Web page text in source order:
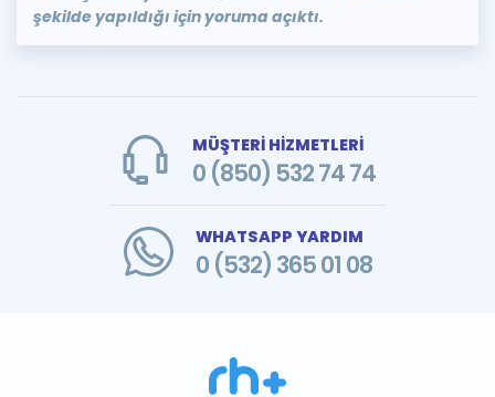
şekilde yapıldığı için yoruma açıktı.
MÜŞTERİ HİZMETLERİ
0 (850) 532 74 74
WHATSAPP YARDIM
0 (532) 365 01 08